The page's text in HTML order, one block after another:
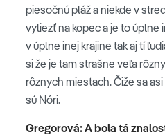
piesočnú pláž a niekde v
vyliezť na kopec a je to úplne
v úplne inej krajine tak aj tí
si že je tam strašne veľa
rôznych miestach. Čiže sa
sú Nóri.
Gregorová: A bola tá